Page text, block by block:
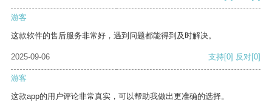
游客
这款软件的售后服务非常好，遇到问题都能得到及时解决。
2025-09-06 支持[0] 反对[0]
游客
这款app的用户评论非常真实，可以帮助我做出更准确的选择。